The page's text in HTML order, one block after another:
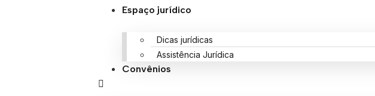
Espaço jurídico
Dicas jurídicas
Assistência Jurídica
Convênios